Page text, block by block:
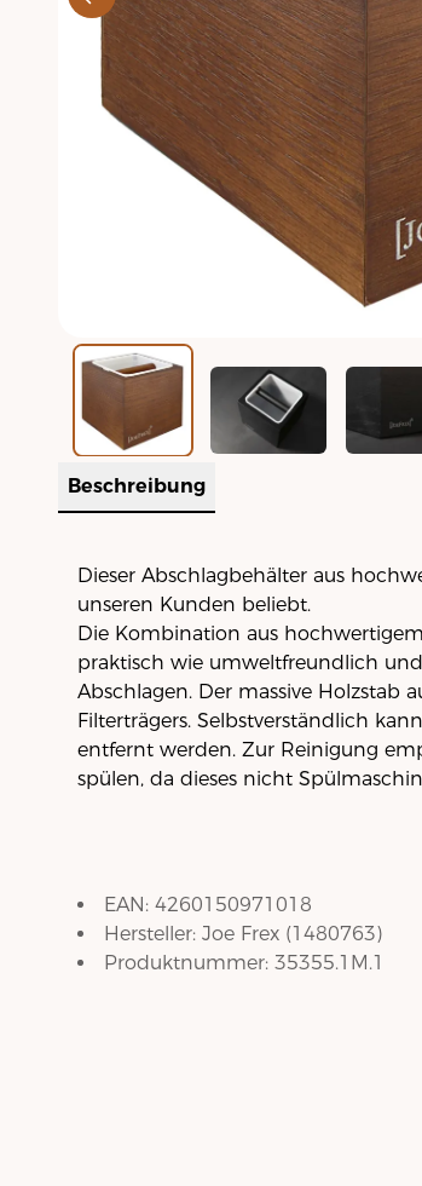
Beschreibung
Dieser Abschlagbehälter aus
unseren Kunden beliebt.
Die Kombination aus
praktisch wie umweltfreundlich
Abschlagen. Der massive Holzstab
Filterträgers. Selbstverständlich
entfernt werden. Zur Reinigung
spülen, da dieses nicht
EAN: 4260150971018
Hersteller: Joe Frex (1480763)
Produktnummer: 35355.1M.1